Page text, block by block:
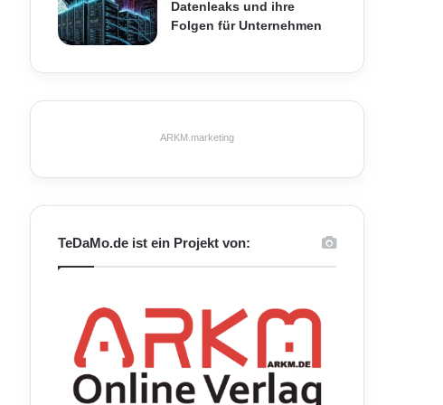
Datenleaks und ihre
Folgen für Unternehmen
ARKM.marketing
TeDaMo.de ist ein Projekt von: